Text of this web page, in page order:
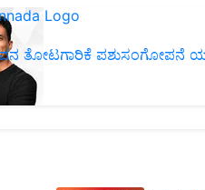
ತೋಟಗಾರಿಕೆ ಪಶುಸಂಗೋಪನೆ